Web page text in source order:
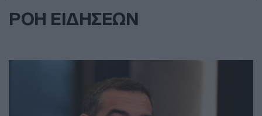
ΡΟΗ ΕΙΔΗΣΕΩΝ